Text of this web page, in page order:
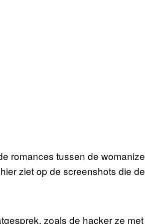
romances tussen de
ziet op de screenshots die
zoals de hacker ze